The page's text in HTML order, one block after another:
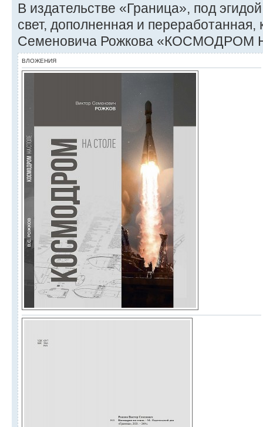
В издательстве «Граница», под
свет, дополненная и переработанная,
Семеновича Рожкова «КОСМОДРОМ
ВЛОЖЕНИЯ